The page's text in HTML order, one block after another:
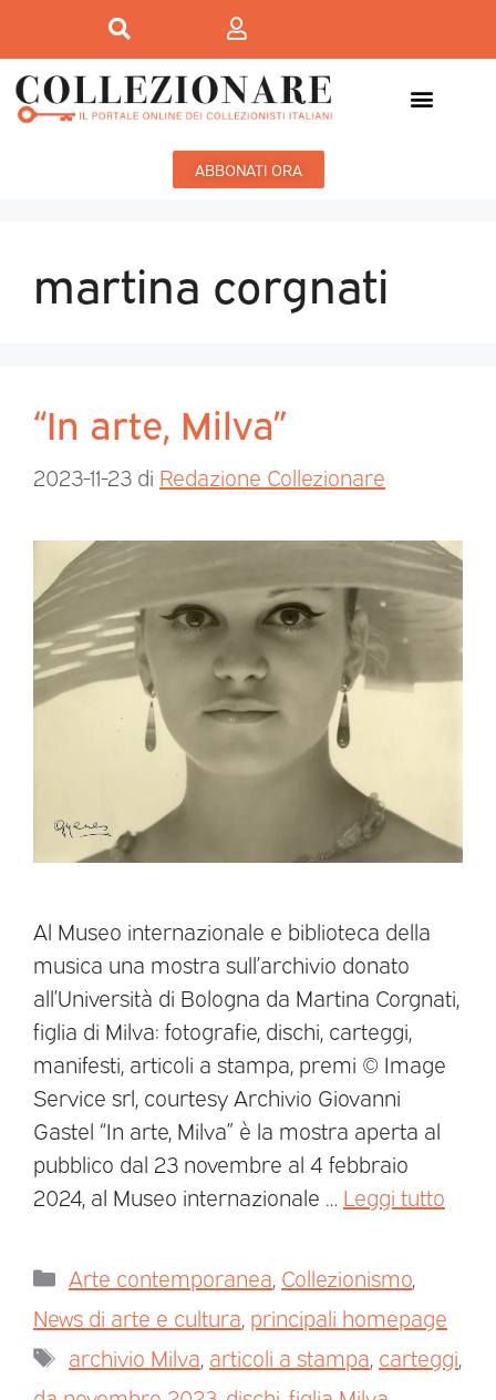
ABBONATI ORA
martina corgnati
“In arte, Milva”
2023-11-23 di Redazione Collezionare
Al Museo internazionale e biblioteca della
musica una mostra sull’archivio donato
all’Università di Bologna da Martina Corgnati,
figlia di Milva: fotografie, dischi, carteggi,
manifesti, articoli a stampa, premi © Image
Service srl, courtesy Archivio Giovanni
Gastel “In arte, Milva” è la mostra aperta al
pubblico dal 23 novembre al 4 febbraio
2024, al Museo internazionale … Leggi tutto
Arte contemporanea Collezionismo
News di arte e cultura principali homepage
archivio Milva articoli a stampa carteggi